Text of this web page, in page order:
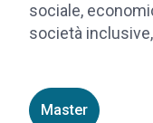
sociale,
società
Master